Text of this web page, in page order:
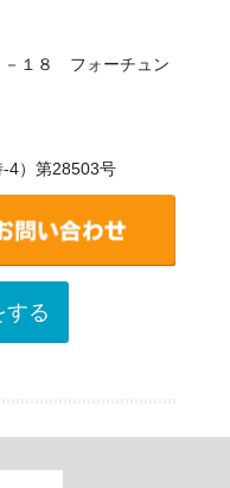
－１８ フォーチュン
4）第28503号
する